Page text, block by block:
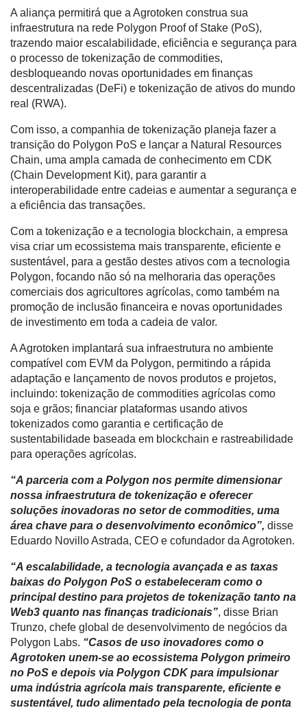
Notícias
Mercado
Troca
Cadeira
Artigos
Agenda
Agricultura
de
Precisão
Automação
e
Robótica
Conectividade
Dados
e
Análise
E-
Commerce
Informatização
Agricultura
Vertical
Software
Empresarial
Tecnologia
para
Recursos
Hídricos
Membros
Liberali
Netrin
A aliança permitirá que a Agrotoken construa sua
infraestrutura na rede Polygon Proof of Stake (PoS),
trazendo maior escalabilidade, eficiência e segurança para
o processo de tokenização de commodities,
desbloqueando novas oportunidades em finanças
descentralizadas (DeFi) e tokenização de ativos do mundo
real (RWA).
Com isso, a companhia de tokenização planeja fazer a
transição do Polygon PoS e lançar a Natural Resources
Chain, uma ampla camada de conhecimento em CDK
(Chain Development Kit), para garantir a
interoperabilidade entre cadeias e aumentar a segurança e
a eficiência das transações.
Com a tokenização e a tecnologia blockchain, a empresa
visa criar um ecossistema mais transparente, eficiente e
sustentável, para a gestão destes ativos com a tecnologia
Polygon, focando não só na melhoraria das operações
comerciais dos agricultores agrícolas, como também na
promoção de inclusão financeira e novas oportunidades
de investimento em toda a cadeia de valor.
A Agrotoken implantará sua infraestrutura no ambiente
compatível com EVM da Polygon, permitindo a rápida
adaptação e lançamento de novos produtos e projetos,
incluindo: tokenização de commodities agrícolas como
soja e grãos; financiar plataformas usando ativos
tokenizados como garantia e certificação de
sustentabilidade baseada em blockchain e rastreabilidade
para operações agrícolas.
“A parceria com a Polygon nos permite dimensionar
nossa infraestrutura de tokenização e oferecer
soluções inovadoras no setor de commodities, uma
área chave para o desenvolvimento econômico”, disse
Eduardo Novillo Astrada, CEO e cofundador da Agrotoken.
“A escalabilidade, a tecnologia avançada e as taxas
baixas do Polygon PoS o estabeleceram como o
principal destino para projetos de tokenização tanto na
Web3 quanto nas finanças tradicionais”, disse Brian
Trunzo, chefe global de desenvolvimento de negócios da
Polygon Labs. “Casos de uso inovadores como o
Agrotoken unem-se ao ecossistema Polygon primeiro
no PoS e depois via Polygon CDK para impulsionar
uma indústria agrícola mais transparente, eficiente e
sustentável, tudo alimentado pela tecnologia de ponta